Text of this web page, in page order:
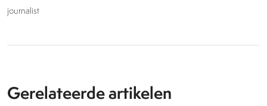
journalist
Gerelateerde artikelen